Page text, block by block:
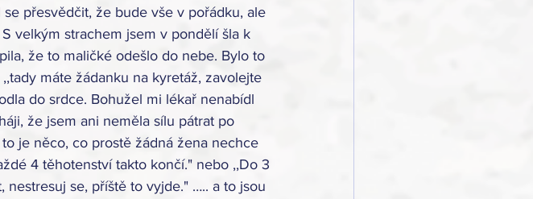
přesvědčit, že bude vše v pořádku, ale
velkým strachem jsem v pondělí šla k
že to maličké odešlo do nebe. Bylo to
máte žádanku na kyretáž, zavolejte
do srdce. Bohužel mi lékař nenabídl
že jsem ani neměla sílu pátrat po
je něco, co prostě žádná žena nechce
4 těhotenství takto končí." nebo ,,Do 3
nestresuj se, příště to vyjde." ….. a to jsou